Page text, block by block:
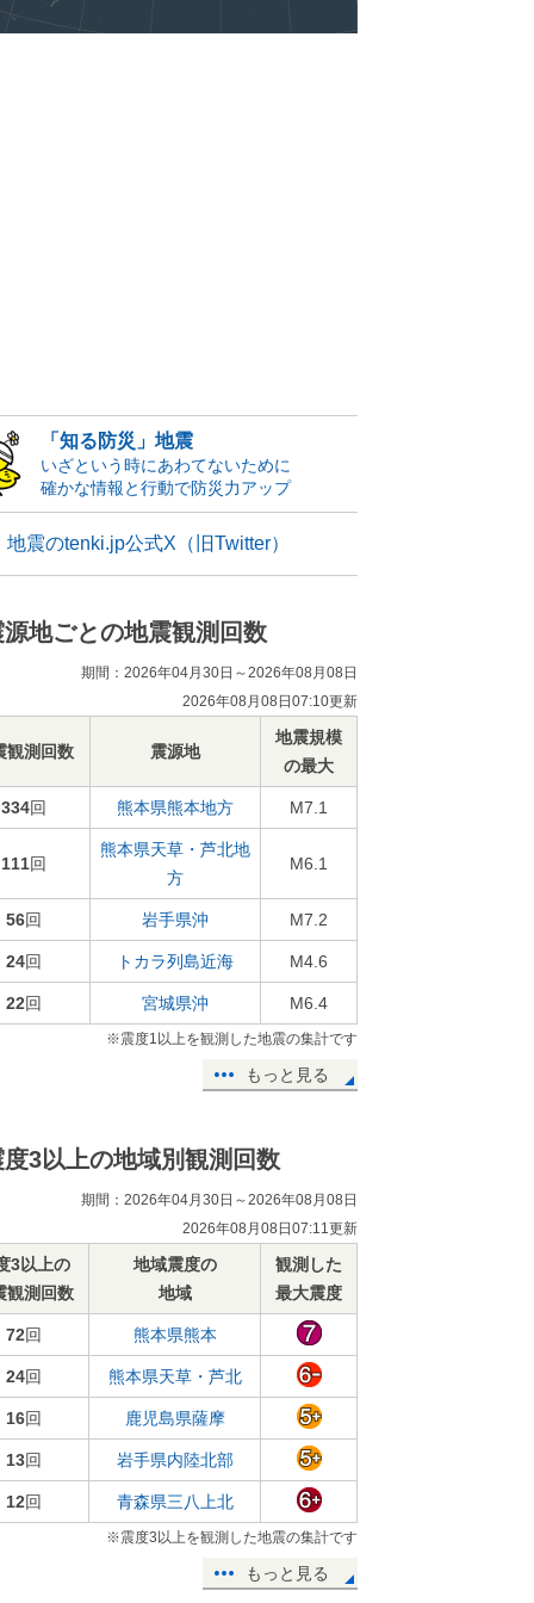
「知る防災」地震
いざという時にあわてないために
確かな情報と行動で防災力アップ
地震のtenki.jp公式X（旧Twitter）
源地ごとの地震観測回数
期間：2026年04月30日～2026年08月08日
2026年08月08日07:10更新
観測回数 震源地
地震規模
の最大
334回 熊本県熊本地方 M7.1
111回
熊本県天草・芦北地
方
M6.1
56回 岩手県沖 M7.2
24回 トカラ列島近海 M4.6
22回 宮城県沖 M6.4
※震度1以上を観測した地震の集計です
もっと見る
度3以上の地域別観測回数
期間：2026年04月30日～2026年08月08日
2026年08月08日07:11更新
3以上の
観測回数
地域震度の
地域
観測した
最大震度
72回 熊本県熊本
24回 熊本県天草・芦北
16回 鹿児島県薩摩
13回 岩手県内陸北部
12回 青森県三八上北
※震度3以上を観測した地震の集計です
もっと見る